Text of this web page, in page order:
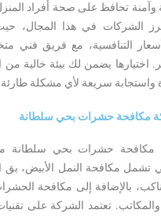
وآمنة تحافظ على صحة أفراد
الشركات في هذا المجال،
التنافسية، مع فريق
اختيارها يضمن لك بيئة خالية
واستجابة سريعة لأي مشكلة
مكافحة حشرات بحي سلطانة
مكافحة حشرات بحي سلطانة
تشمل مكافحة النمل الأبيض، بق
بالإضافة إلى مكافحة
تعتمد الشركة على